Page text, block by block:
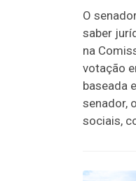
O
saber
na
votação
baseada
senador,
sociais,